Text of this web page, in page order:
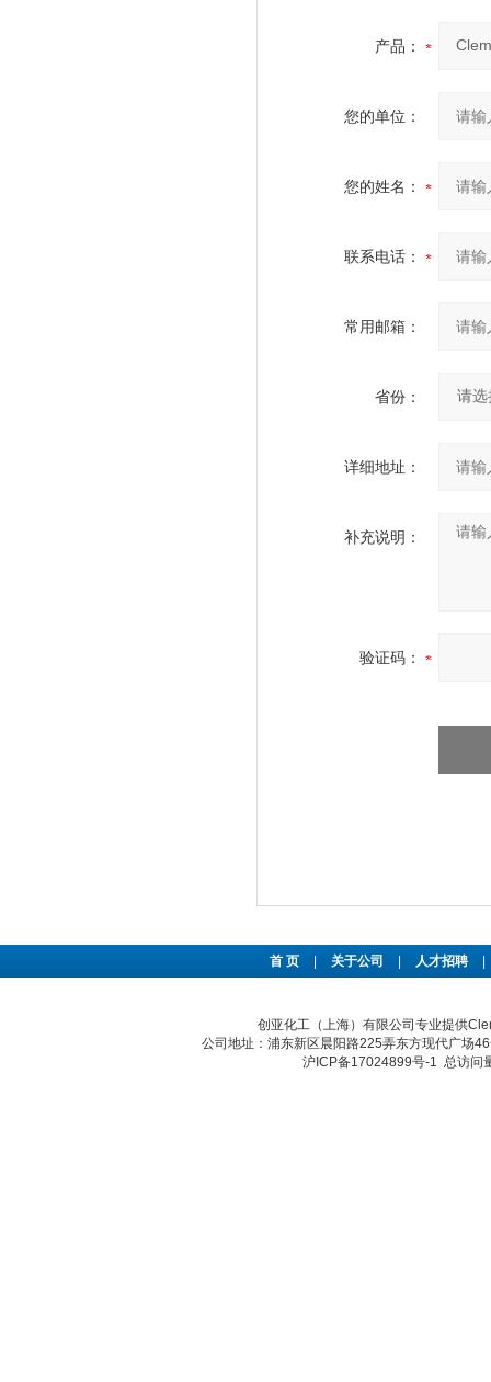
产品：
您的单位：
您的姓名：
联系电话：
常用邮箱：
省份：
详细地址：
补充说明：
验证码：
首 页 关于公司 人才招聘
创亚化工（上海）有限公司专业提供
公司地址：浦东新区晨阳路225弄东方现代广场
沪ICP备17024899号-1 总访问